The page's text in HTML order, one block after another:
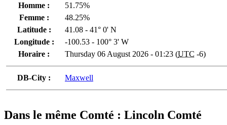
Homme :
51.75%
Femme :
48.25%
Latitude :
41.08 - 41° 0' N
Longitude :
-100.53 - 100° 3' W
Horaire :
Thursday 06 August 2026 - 01:23 (UTC -6)
DB-City : Maxwell
Dans le même Comté : Lincoln Comté